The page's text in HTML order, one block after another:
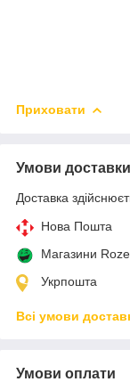
Приховати
Умови доставки
Доставка
Нова Пошта
Магазини
Укрпошта
Всі умови
Умови оплати